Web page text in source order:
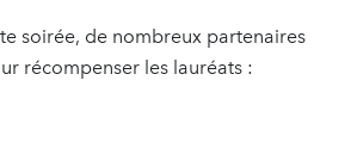
soirée, de nombreux partenaires
récompenser les lauréats :